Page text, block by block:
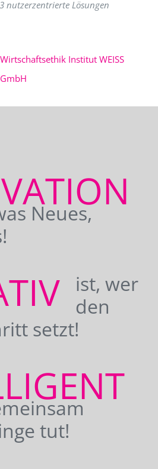
nutzerzentrierte Lösungen
Wirtschaftsethik Institut WEISS
GmbH
Neues,
ist, wer
den
setzt!
tut!